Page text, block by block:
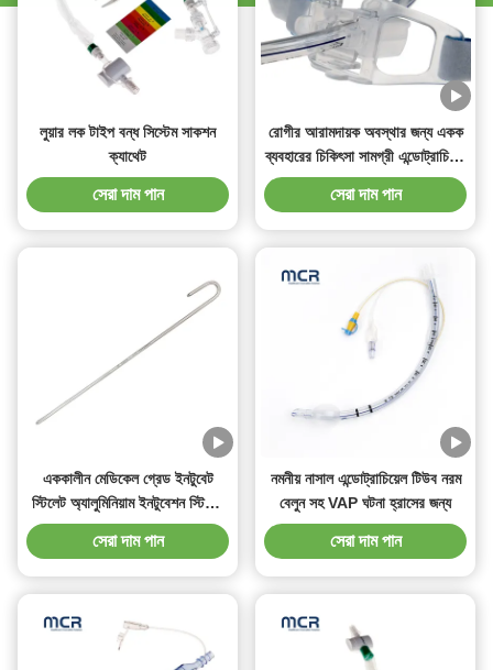
লুয়ার লক টাইপ বন্ধ সিস্টেম সাকশন
ক্যাথেট
সেরা দাম পান
রোগীর আরামদায়ক অবস্থার জন্য একক
ব্যবহারের চিকিৎসা সামগ্রী এন্ডোট্রাচিয়াল
টিউব হোল্ডার
সেরা দাম পান
এককালীন মেডিকেল গ্রেড ইনটুবেট
স্টিলেট অ্যালুমিনিয়াম ইনটুবেশন স্টিলেট
এন্ডোট্রাচিয়াল টিউবের জন্য
সেরা দাম পান
নমনীয় নাসাল এন্ডোট্রাচিয়েল টিউব নরম
বেলুন সহ VAP ঘটনা হ্রাসের জন্য
সেরা দাম পান